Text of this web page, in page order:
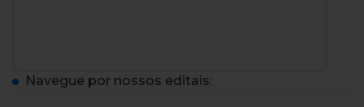
Navegue por nossos editais: